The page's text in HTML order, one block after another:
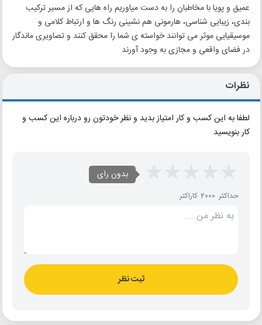
عمیق و پویا با مخاطبان را به دست میاوریم راه هایی که از مسیر ترکیب
بندی، زیبایی شناسی، هارمونی هم نشینی رنگ ها و ارتباط کلامی و
موسیقیایی موثر می توانند خواسته ی شما را محقق کنند و تصاویری ماندگار
در فضای واقعی و مجازی به وجود آورند
نظرات
لطفا به این کسب و کار امتیاز بدید و نظر خودتون رو درباره این کسب و
کار بنویسید
بدون رای
حداکثر 2000 کاراکتر
ثبت نظر